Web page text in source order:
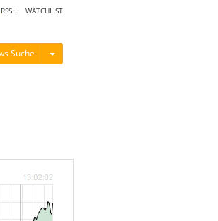
RSS WATCHLIST
Suche Menü ein-/ausblenden